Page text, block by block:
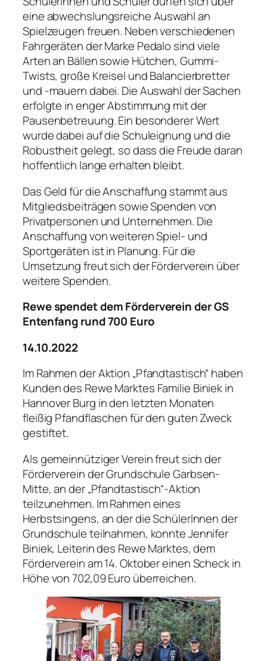
eine abwechslungsreiche Auswahl an
Spielzeugen freuen. Neben verschiedenen
Fahrgeräten der Marke Pedalo sind viele
Arten an Bällen sowie Hütchen, Gummi-
Twists, große Kreisel und Balancierbretter
und -mauern dabei. Die Auswahl der Sachen
erfolgte in enger Abstimmung mit der
Pausenbetreuung. Ein besonderer Wert
wurde dabei auf die Schuleignung und die
Robustheit gelegt, so dass die Freude daran
hoffentlich lange erhalten bleibt.
Das Geld für die Anschaffung stammt aus
Mitgliedsbeiträgen sowie Spenden von
Privatpersonen und Unternehmen. Die
Anschaffung von weiteren Spiel- und
Sportgeräten ist in Planung. Für die
Umsetzung freut sich der Förderverein über
weitere Spenden.
Rewe spendet dem Förderverein der GS
Entenfang rund 700 Euro
14.10.2022
Im Rahmen der Aktion „Pfandtastisch“ haben
Kunden des Rewe Marktes Familie Biniek in
Hannover Burg in den letzten Monaten
fleißig Pfandflaschen für den guten Zweck
gestiftet.
Als gemeinnütziger Verein freut sich der
Förderverein der Grundschule Garbsen-
Mitte, an der „Pfandtastisch“-Aktion
teilzunehmen. Im Rahmen eines
Herbstsingens, an der die SchülerInnen der
Grundschule teilnahmen, konnte Jennifer
Biniek, Leiterin des Rewe Marktes, dem
Förderverein am 14. Oktober einen Scheck in
Höhe von 702,09 Euro überreichen.